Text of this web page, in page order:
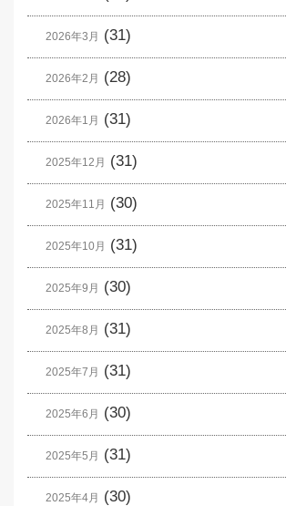
2026年3月 (31)
2026年2月 (28)
2026年1月 (31)
2025年12月 (31)
2025年11月 (30)
2025年10月 (31)
2025年9月 (30)
2025年8月 (31)
2025年7月 (31)
2025年6月 (30)
2025年5月 (31)
2025年4月 (30)